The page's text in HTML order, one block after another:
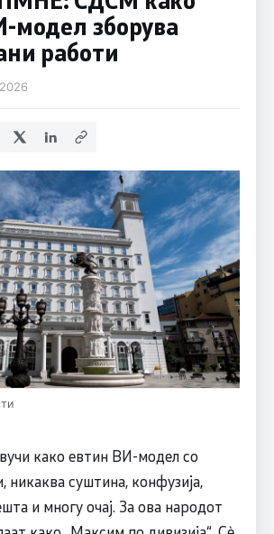
модел зборува
работи
како евтин ВИ-модел со
никаква суштина, конфузија,
и многу очај. За ова народот